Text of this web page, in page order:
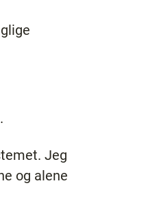
Jeg
og alene